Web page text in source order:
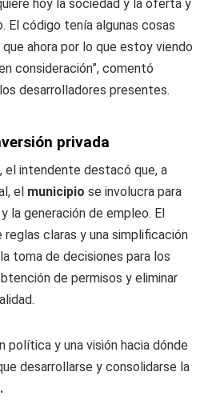
hoy la sociedad y la oferta y
El código tenía algunas cosas
ahora por lo que estoy viendo
consideración”, comentó
desarrolladores presentes.
privada
el intendente destacó que, a
el municipio se involucra para
y la generación de empleo. El
claras y una simplificación
toma de decisiones para los
de permisos y eliminar
política y una visión hacia dónde
desarrollarse y consolidarse la